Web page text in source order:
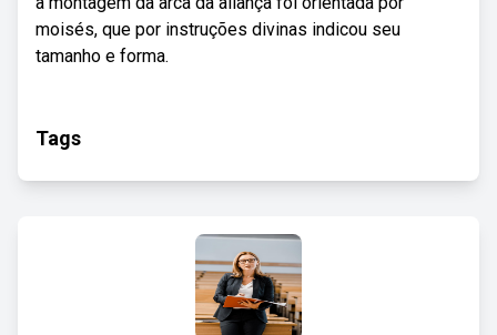
moisés, que por instruções divinas indicou seu
tamanho e forma.
Tags